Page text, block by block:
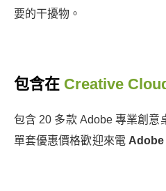
要的干擾物。
包含在 Creative
包含 20 多款 Adobe 專業創意
單套優惠價格歡迎來電 Adobe